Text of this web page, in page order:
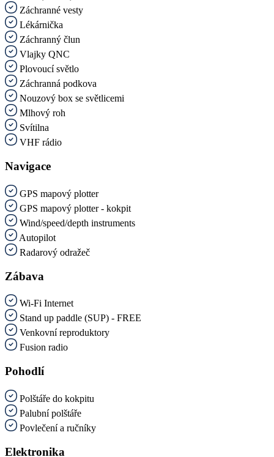
Záchranné vesty
Lékárnička
Záchranný člun
Vlajky QNC
Plovoucí světlo
Záchranná podkova
Nouzový box se světlicemi
Mlhový roh
Svítilna
VHF rádio
Navigace
GPS mapový plotter
GPS mapový plotter - kokpit
Wind/speed/depth instruments
Autopilot
Radarový odražeč
Zábava
Wi-Fi Internet
Stand up paddle (SUP) - FREE
Venkovní reproduktory
Fusion radio
Pohodlí
Polštáře do kokpitu
Palubní polštáře
Povlečení a ručníky
Elektronika